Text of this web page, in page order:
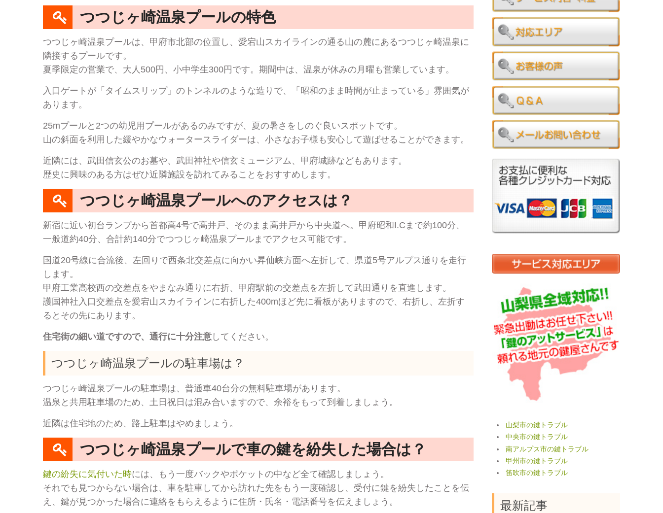
つつじヶ崎温泉プールの特色
つつじヶ崎温泉プールは、甲府市北部の位置し、愛宕山スカイラインの通る山の麓にあるつつじヶ崎温泉に
隣接するプールです。
夏季限定の営業で、大人500円、小中学生300円です。期間中は、温泉が休みの月曜も営業しています。
入口ゲートが「タイムスリップ」のトンネルのような造りで、「昭和のまま時間が止まっている」雰囲気が
あります。
25mプールと2つの幼児用プールがあるのみですが、夏の暑さをしのぐ良いスポットです。
山の斜面を利用した緩やかなウォータースライダーは、小さなお子様も安心して遊ばせることができます。
近隣には、武田信玄公のお墓や、武田神社や信玄ミュージアム、甲府城跡などもあります。
歴史に興味のある方はぜひ近隣施設を訪れてみることをおすすめします。
つつじヶ崎温泉プールへのアクセスは？
新宿に近い初台ランプから首都高4号で高井戸、そのまま高井戸から中央道へ。甲府昭和I.Cまで約100分、
一般道約40分、合計約140分でつつじヶ崎温泉プールまでアクセス可能です。
国道20号線に合流後、左回りで西条北交差点に向かい昇仙峡方面へ左折して、県道5号アルプス通りを走行
します。
甲府工業高校西の交差点をやまなみ通りに右折、甲府駅前の交差点を左折して武田通りを直進します。
護国神社入口交差点を愛宕山スカイラインに右折した400mほど先に看板がありますので、右折し、左折す
るとその先にあります。
住宅街の細い道ですので、通行に十分注意 してください。
つつじヶ崎温泉プールの駐車場は？
つつじヶ崎温泉プールの駐車場は、普通車40台分の無料駐車場があります。
温泉と共用駐車場のため、土日祝日は混み合いますので、余裕をもって到着しましょう。
近隣は住宅地のため、路上駐車はやめましょう。
つつじヶ崎温泉プールで車の鍵を紛失した場合は？
鍵の紛失に気付いた時には、もう一度バックやポケットの中など全て確認しましょう。
それでも見つからない場合は、車を駐車してから訪れた先をもう一度確認し、受付に鍵を紛失したことを伝
え、鍵が見つかった場合に連絡をもらえるように住所・氏名・電話番号を伝えましょう。
山梨市の鍵トラブル
中央市の鍵トラブル
南アルプス市の鍵トラブル
甲州市の鍵トラブル
笛吹市の鍵トラブル
最新記事